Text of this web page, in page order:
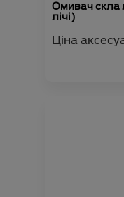
Омивач скла
лічі)
Ціна